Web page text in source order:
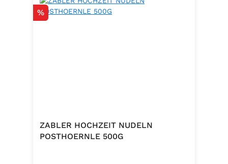
Rabatt
%
ZABLER HOCHZEIT NUDELN
POSTHOERNLE 500G